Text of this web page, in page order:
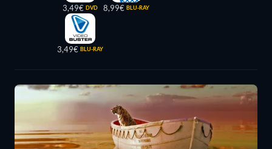
3,49€ DVD
3,49€ BLU-RAY
8,99€ BLU-RAY